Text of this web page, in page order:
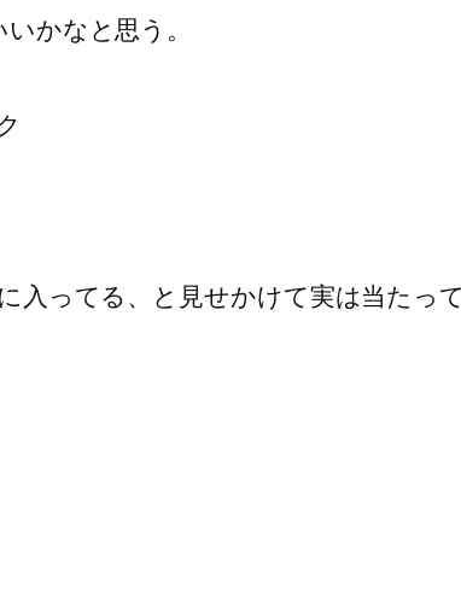
かなと思う。
ってる、と見せかけて実は当たっ